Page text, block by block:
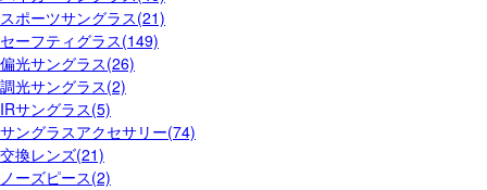
スポーツサングラス(21)
セーフティグラス(149)
偏光サングラス(26)
調光サングラス(2)
IRサングラス(5)
サングラスアクセサリー(74)
交換レンズ(21)
ノーズピース(2)